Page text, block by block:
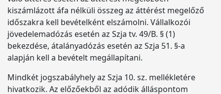
kiszámlázott áfa nélküli összeg az áttérést megelőző
időszakra kell bevételként elszámolni. Vállalkozói
jövedelemadózás esetén az Szja tv. 49/B. § (1)
bekezdése, átalányadózás esetén az Szja 51. §-a
alapján kell a bevételt megállapítani.
Mindkét jogszabályhely az Szja 10. sz. mellékletére
hivatkozik. Az előzőekből az adódik álláspontom